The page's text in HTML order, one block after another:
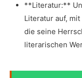
**Literatur:**
Literatur ⁤auf,
die seine⁢
literarischen